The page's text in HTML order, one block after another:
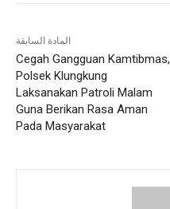
المادة السابقة
Cegah Gangguan Kamtibmas,
Polsek Klungkung
Laksanakan Patroli Malam
Guna Berikan Rasa Aman
Pada Masyarakat